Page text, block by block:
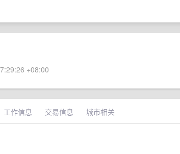
+08:00
工作信息 交易信息 城市相关